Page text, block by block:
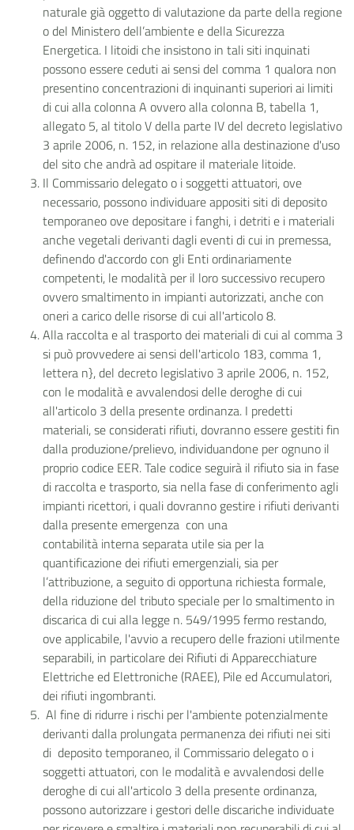
naturale già oggetto di valutazione da parte della regione
o del Ministero dell’ambiente e della Sicurezza
Energetica. I litoidi che insistono in tali siti inquinati
possono essere ceduti ai sensi del comma 1 qualora non
presentino concentrazioni di inquinanti superiori ai limiti
di cui alla colonna A ovvero alla colonna B, tabella 1,
allegato 5, al titolo V della parte IV del decreto legislativo
3 aprile 2006, n. 152, in relazione alla destinazione d'uso
del sito che andrà ad ospitare il materiale litoide.
Il Commissario delegato o i soggetti attuatori, ove
necessario, possono individuare appositi siti di deposito
temporaneo ove depositare i fanghi, i detriti e i materiali
anche vegetali derivanti dagli eventi di cui in premessa,
definendo d'accordo con gli Enti ordinariamente
competenti, le modalità per il loro successivo recupero
ovvero smaltimento in impianti autorizzati, anche con
oneri a carico delle risorse di cui all'articolo 8.
Alla raccolta e al trasporto dei materiali di cui al comma 3
si può provvedere ai sensi dell'articolo 183, comma 1,
lettera n}, del decreto legislativo 3 aprile 2006, n. 152,
con le modalità e avvalendosi delle deroghe di cui
all'articolo 3 della presente ordinanza. I predetti
materiali, se considerati rifiuti, dovranno essere gestiti fin
dalla produzione/prelievo, individuandone per ognuno il
proprio codice EER. Tale codice seguirà il rifiuto sia in fase
di raccolta e trasporto, sia nella fase di conferimento agli
impianti ricettori, i quali dovranno gestire i rifiuti derivanti
dalla presente emergenza con una
contabilità interna separata utile sia per la
quantificazione dei rifiuti emergenziali, sia per
l’attribuzione, a seguito di opportuna richiesta formale,
della riduzione del tributo speciale per lo smaltimento in
discarica di cui alla legge n. 549/1995 fermo restando,
ove applicabile, l'avvio a recupero delle frazioni utilmente
separabili, in particolare dei Rifiuti di Apparecchiature
Elettriche ed Elettroniche (RAEE), Pile ed Accumulatori,
dei rifiuti ingombranti.
Al fine di ridurre i rischi per l'ambiente potenzialmente
derivanti dalla prolungata permanenza dei rifiuti nei siti
di deposito temporaneo, il Commissario delegato o i
soggetti attuatori, con le modalità e avvalendosi delle
deroghe di cui all'articolo 3 della presente ordinanza,
possono autorizzare i gestori delle discariche individuate